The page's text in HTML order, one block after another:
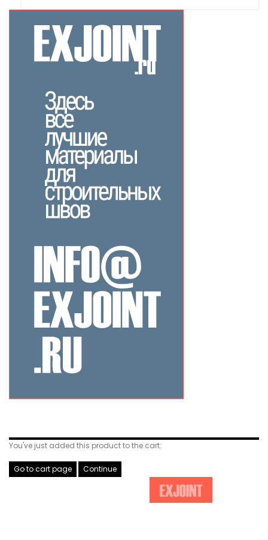
You've just added this product to the cart:
Go to cart page Continue